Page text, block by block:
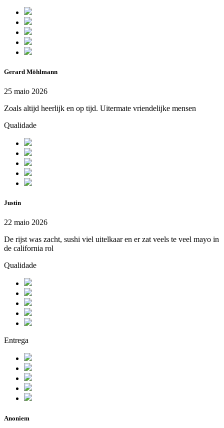
Gerard Möhlmann
25 maio 2026
Zoals altijd heerlijk en op tijd. Uitermate vriendelijke mensen
Qualidade
Justin
22 maio 2026
De rijst was zacht, sushi viel uitelkaar en er zat veels te veel mayo in
de california rol
Qualidade
Entrega
Anoniem